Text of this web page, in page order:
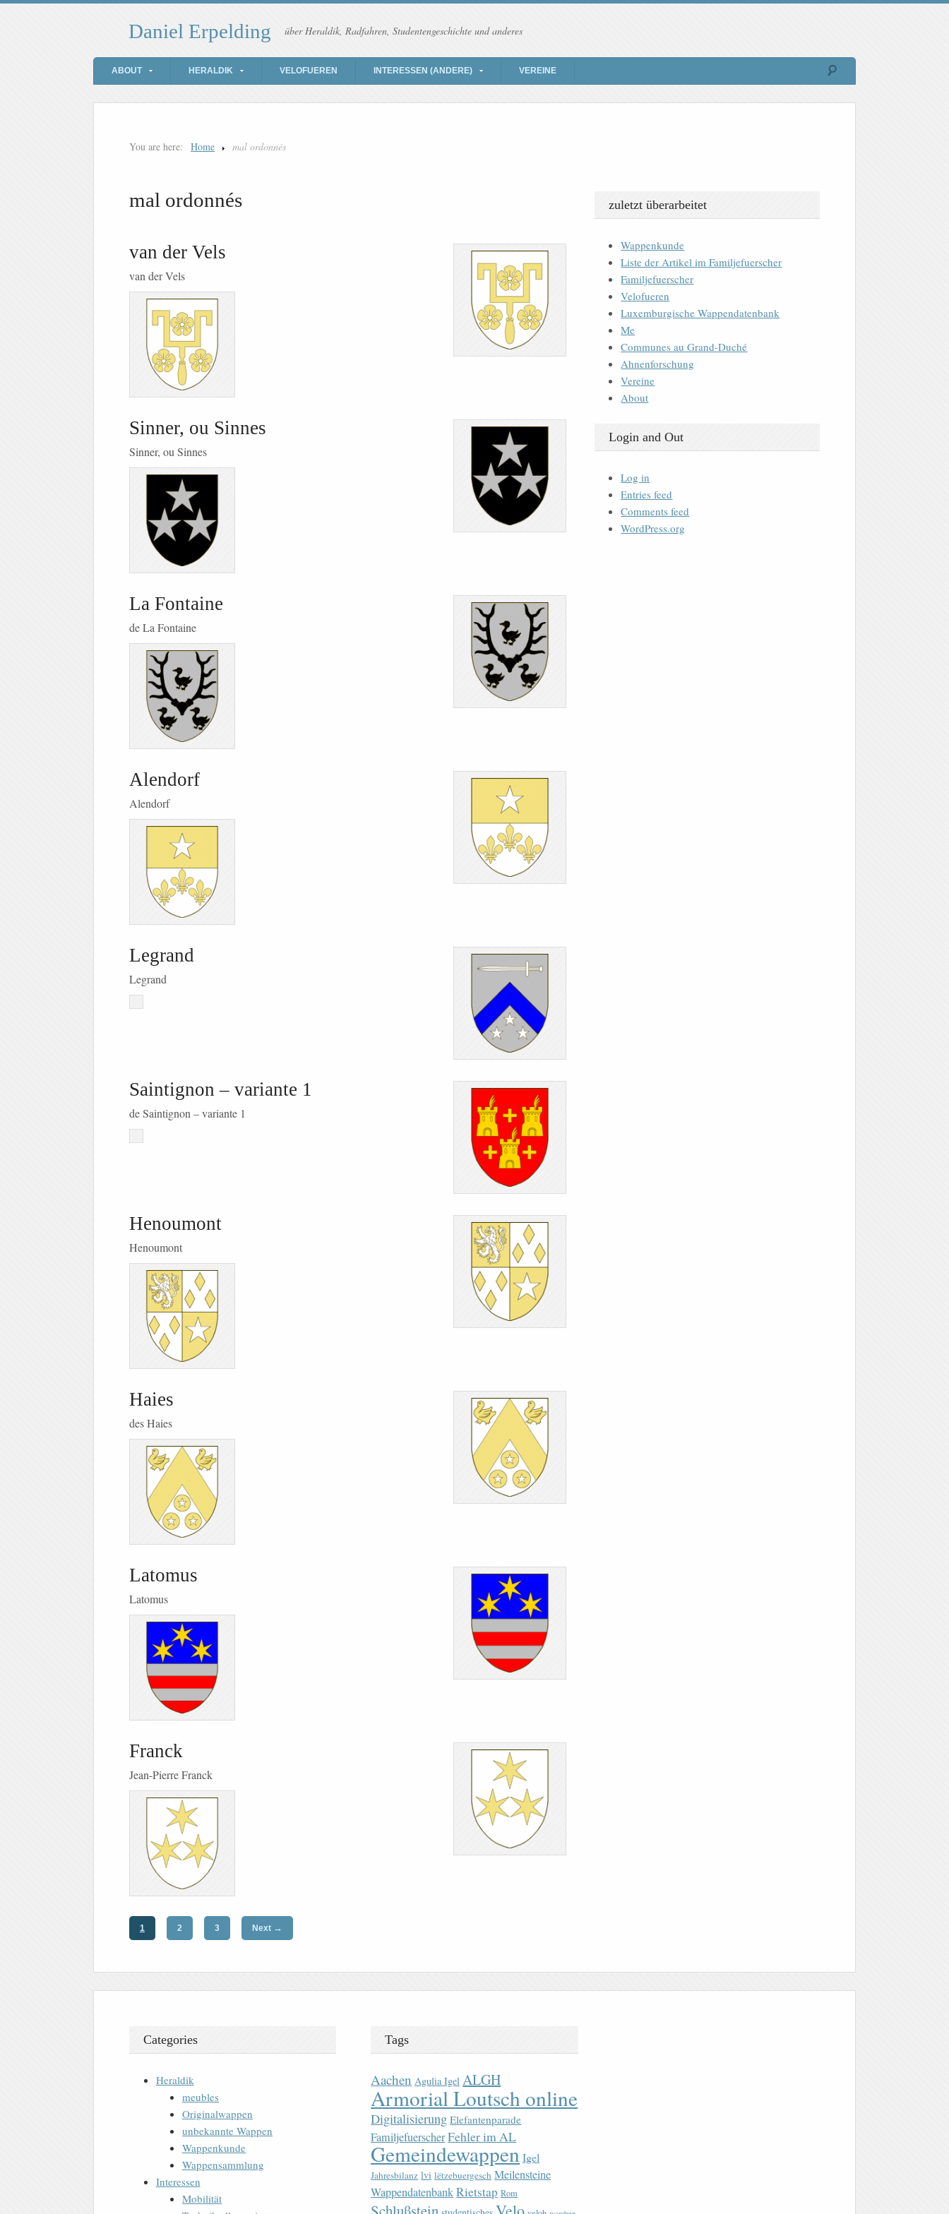
Daniel Erpelding über Heraldik, Radfahren, Studentengeschichte und anderes
ABOUT HERALDIK VELOFUEREN INTERESSEN (ANDERE) VEREINE
You are here: Home mal ordonnés
mal ordonnés
van der Vels
van der Vels
Sinner, ou Sinnes
Sinner, ou Sinnes
La Fontaine
de La Fontaine
Alendorf
Alendorf
Legrand
Legrand
Saintignon – variante 1
de Saintignon – variante 1
Henoumont
Henoumont
Haies
des Haies
Latomus
Latomus
Franck
Jean-Pierre Franck
1 2 3 Next →
zuletzt überarbeitet
Wappenkunde
Liste der Artikel im Familjefuerscher
Familjefuerscher
Velofueren
Luxemburgische Wappendatenbank
Me
Communes au Grand-Duché
Ahnenforschung
Vereine
About
Login and Out
Log in
Entries feed
Comments feed
WordPress.org
Categories
Heraldik
meubles
Originalwappen
unbekannte Wappen
Wappenkunde
Wappensammlung
Interessen
Mobilität
Tags
Aachen Agulia Igel ALGH
Armorial Loutsch online
Digitalisierung Elefantenparade
FamiljefuerscherFehler im AL
Gemeindewappen Igel
Jahresbilanz lvi lëtzebuergesch Meilensteine
WappendatenbankRietstap Rom